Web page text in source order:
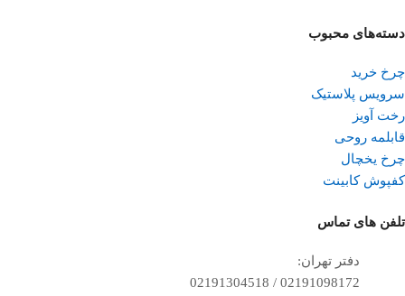
دسته‌های محبوب
چرخ خرید
سرویس پلاستیک
رخت آویز
قابلمه روحی
چرخ یخچال
کفپوش کابینت
تلفن ‌های تماس
دفتر تهران:
02191098172 / 02191304518